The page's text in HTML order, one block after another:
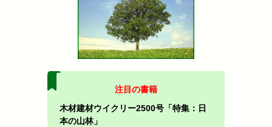
注目の書籍
木材建材ウイクリー2500号「特集：日
本の山林」